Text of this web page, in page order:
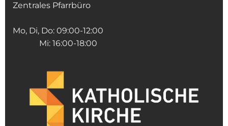
Zentrales Pfarrbüro
Mo, Di, Do: 09:00-12:00
Mi: 16:00-18:00